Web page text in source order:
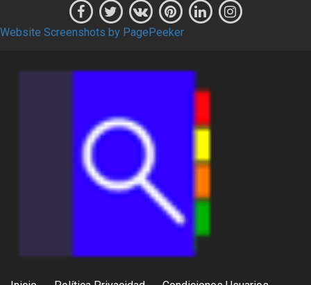
Website Screenshots by PagePeeker